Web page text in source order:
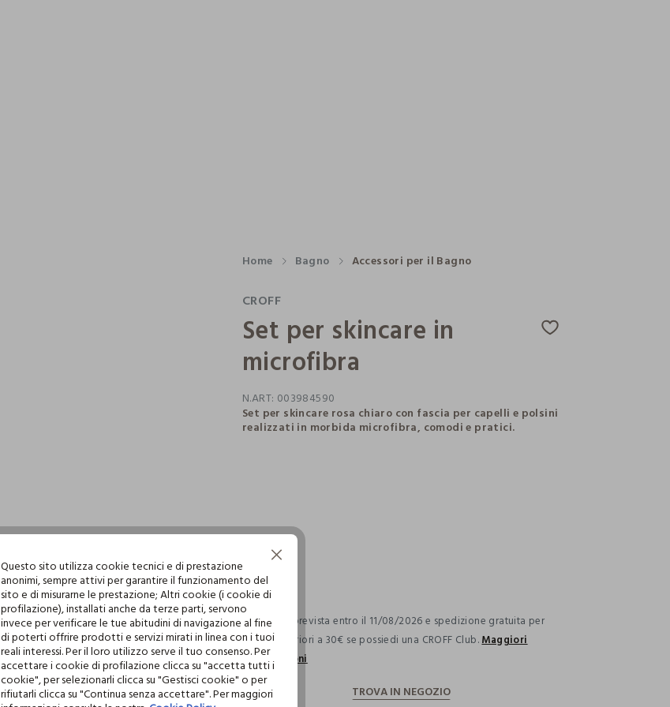
Home Bagno Accessori per il Bagno
CROFF
Set per skincare in
microfibra
N.ART: 003984590
Set per skincare rosa chiaro con fascia per capelli e polsini
realizzati in morbida microfibra, comodi e pratici.
Consegna prevista entro il 11/08/2026 e spedizione gratuita per
ordini superiori a 30€ se possiedi una CROFF Club.Maggiori
informazioni
Questo sito utilizza cookie tecnici e di prestazione
anonimi, sempre attivi per garantire il funzionamento del
sito e di misurarne le prestazione; Altri cookie (i cookie di
profilazione), installati anche da terze parti, servono
invece per verificare le tue abitudini di navigazione al fine
di poterti offrire prodotti e servizi mirati in linea con i tuoi
reali interessi. Per il loro utilizzo serve il tuo consenso. Per
accettare i cookie di profilazione clicca su "accetta tutti i
cookie", per selezionarli clicca su "Gestisci cookie" o per
rifiutarli clicca su "Continua senza accettare". Per maggiori
Continua senza accettare